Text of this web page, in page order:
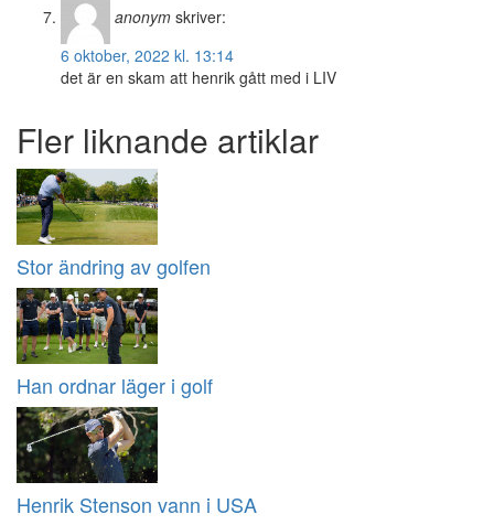
anonym skriver:
6 oktober, 2022 kl. 13:14
det är en skam att henrik gått med i LIV
Fler liknande artiklar
Stor ändring av golfen
Han ordnar läger i golf
Henrik Stenson vann i USA